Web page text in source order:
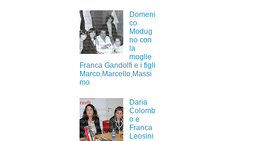
Domeni
co
Modug
no con
la
moglie
Franca Gandolfi e i figli
Marco,Marcello,Massi
mo
Daria
Colomb
o e
Franca
Leosini